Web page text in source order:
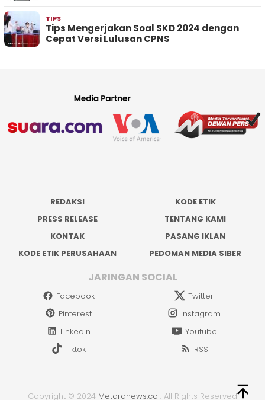
TIPS
Tips Mengerjakan Soal SKD 2024 dengan
Cepat Versi Lulusan CPNS
REDAKSI
KODE ETIK
PRESS RELEASE
TENTANG KAMI
KONTAK
PASANG IKLAN
KODE ETIK PERUSAHAAN
PEDOMAN MEDIA SIBER
JARINGAN SOCIAL
Facebook
Twitter
Pinterest
Instagram
Linkedin
Youtube
Tiktok
RSS
Copyright © 2024 Metaranews.co . All Rights Reserved